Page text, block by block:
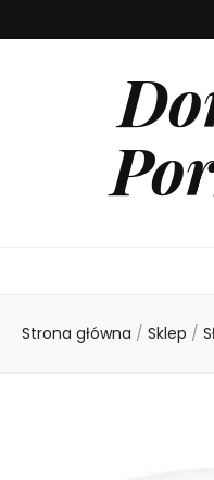
Strona główna / Sklep /